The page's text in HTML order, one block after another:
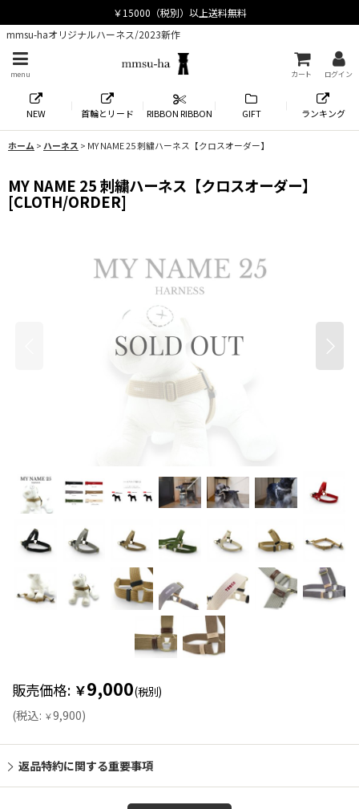
mmsu-haオリジナルハーネス/2023新作
menu カート ログイン
NEW 首輪とリード RIBBON RIBBON GIFT ランキング
ホーム>ハーネス > MY NAME 25 刺繍ハーネス【クロスオーダー】
MY NAME 25 刺繍ハーネス【クロスオーダー】
[CLOTH/ORDER]
販売価格: ￥9,000(税別)
(税込: ￥9,900)
返品特約に関する重要事項